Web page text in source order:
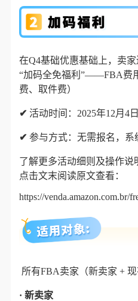
在Q4基础优惠基础上，卖
“加码全免福利”——FBA费
费、取件费）
✔ 活动时间： 2025年12月4
✔ 参与方式： 无需报名，系
了解更多活动细则及操作
点击文末阅读原文查看：
https://venda.amazon.com.br/
所有FBA卖家（新卖家 + 现
· 新卖家